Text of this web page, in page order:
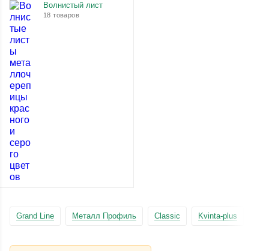
Волнистый лист
18 товаров
Grand Line Металл Профиль Classic Kvinta-plus